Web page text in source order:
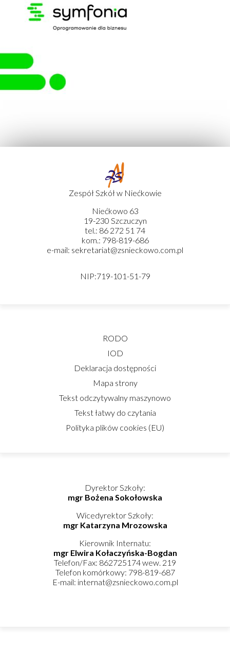
Zespół Szkół w Niećkowie
Niećkowo 63
19-230 Szczuczyn
tel.: 86 272 51 74
kom.: 798-819-686
e-mail: sekretariat@zsnieckowo.com.pl
NIP:719-101-51-79
RODO
IOD
Deklaracja dostępności
Mapa strony
Tekst odczytywalny maszynowo
Tekst łatwy do czytania
Polityka plików cookies (EU)
Dyrektor Szkoły:
mgr Bożena Sokołowska
Wicedyrektor Szkoły:
mgr Katarzyna Mrozowska
Kierownik Internatu:
mgr Elwira Kołaczyńska-Bogdan
Telefon/Fax: 862725174 wew. 219
Telefon komórkowy: 798-819-687
E-mail: internat@zsnieckowo.com.pl